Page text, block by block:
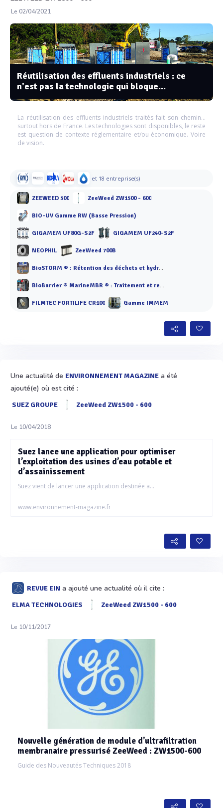
Le 02/04/2021
Réutilisation des effluents industriels : ce
n'est pas la technologie qui bloque...
La réutilisation des effluents industriels traités fait son chemin…
surtout hors de France. Les technologies sont disponibles, le reste
est question de contexte réglementaire et/ou économique. Voire
de vision.
et 18 entreprise(s)
ZEEWEED 500 ZeeWeed ZW1500 - 600
BIO-UV Gamme RW (Basse Pression)
GIGAMEM UF80G-S2F GIGAMEM UF240-S2F
NEOPHIL ZeeWeed 700B
BioSTORM ® : Rétention des déchets et hydrocarbures
BioBarrier ® MarineMBR ® : Traitement et recyclage des eaux usées
FILMTEC FORTILIFE CR100 Gamme IMMEM
Une actualité de ENVIRONNEMENT MAGAZINE a été
ajouté(e) où est cité :
SUEZ GROUPE ZeeWeed ZW1500 - 600
Le 10/04/2018
Suez lance une application pour optimiser
l’exploitation des usines d’eau potable et
d’assainissement
Suez vient de lancer une application destinée a...
www.environnement-magazine.fr
REVUE EIN a ajouté une actualité où il cite :
ELMA TECHNOLOGIES ZeeWeed ZW1500 - 600
Le 10/11/2017
Nouvelle génération de module d’ultrafiltration
membranaire pressurisé ZeeWeed : ZW1500-600
Guide des Nouveautés Techniques 2018